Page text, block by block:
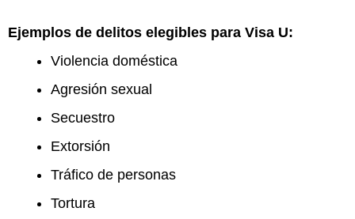
Ejemplos de delitos elegibles para Visa U:
Violencia doméstica
Agresión sexual
Secuestro
Extorsión
Tráfico de personas
Tortura